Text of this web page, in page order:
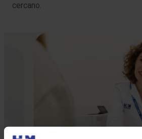
cercano.